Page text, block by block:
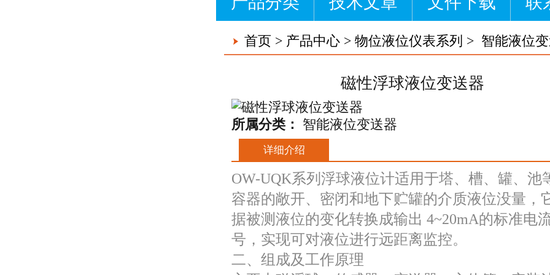
首页 > 产品中心 >物位液位仪表系列 > 智能液位
磁性浮球液位变送器
所属分类： 智能液位变送器
详细介绍
OW-UQK系列浮球液位计适用于塔、槽、罐、池
容器的敞开、密闭和地下贮罐的介质液位没量，
据被测液位的变化转换成输出 4~20mA的标准电
号，实现可对液位进行远距离监控。
二、组成及工作原理